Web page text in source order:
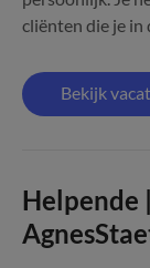
cliënten die je in
Bekijk
Helpende